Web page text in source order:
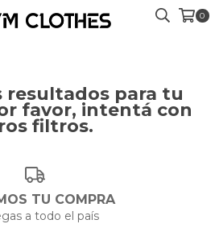
0
resultados para tu
favor, intentá con
filtros.
TU COMPRA
a todo el país